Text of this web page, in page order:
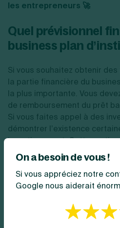
les entrepreneurs 🚀
Quel prévisionnel
business plan
Si vous souhaitez obtenir
la partie financière du
la plus importante. Vous
de remboursement du prêt
Si vous faites appel à des
démontrer l’existence
investissement. Cette partie
communication avec vos
Vous devez y intégrer des
parmi lesquels :
Le tableau
toutes les dépenses
On a besoin de vous !
Si vous appréciez notre
Google nous aiderait